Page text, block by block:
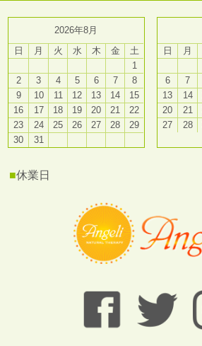
2026年8月
日
月 火 水 木 金
土
1
2
3 4 5 6 7
8
9
10 11 12 13 14
15
16
17 18 19 20 21
22
23
24 25 26 27 28
29
30
31
日
月
6
7
13
14
20
21
27
28
■休業日